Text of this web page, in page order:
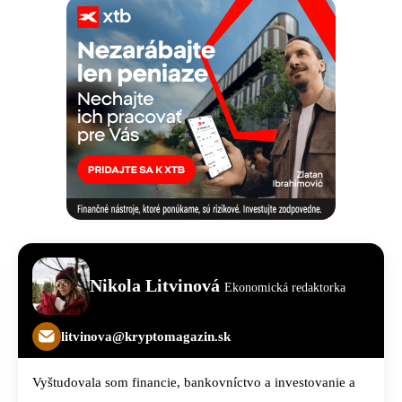
Nikola Litvinová Ekonomická redaktorka
litvinova@kryptomagazin.sk
Vyštudovala som financie, bankovníctvo a investovanie a